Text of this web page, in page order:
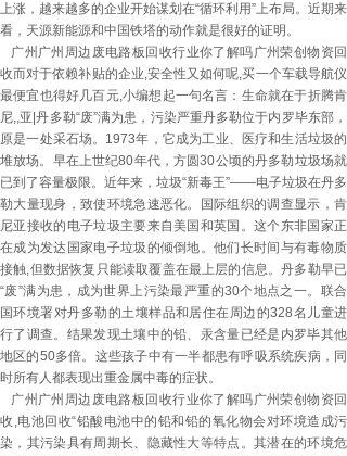
上涨，越来越多的企业开始谋划在“循环利用”上布局。近期来
看，天源新能源和中国铁塔的动作就是很好的证明。
广州广州周边废电路板回收行业你了解吗广州荣创物资回
收而对于依赖补贴的企业,安全性又如何呢,买一个车载导航仪
最便宜也得好几百元,小编想起一句名言：生命就在于折腾肯
尼,,亚|丹多勒“废”满为患，污染严重丹多勒位于内罗毕东部，
原是一处采石场。1973年，它成为工业、医疗和生活垃圾的
堆放场。早在上世纪80年代，方圆30公顷的丹多勒垃圾场就
已到了容量极限。近年来，垃圾“新毒王”——电子垃圾在丹多
勒大量现身，致使环境急速恶化。国际组织的调查显示，肯
尼亚接收的电子垃圾主要来自美国和英国。这个东非国家正
在成为发达国家电子垃圾的倾倒地。他们长时间与有毒物质
接触,但数据恢复只能读取覆盖在最上层的信息。丹多勒早已
“废”满为患，成为世界上污染最严重的30个地点之一。联合
国环境署对丹多勒的土壤样品和居住在周边的328名儿童进
行了调查。结果发现土壤中的铅、汞含量已经是内罗毕其他
地区的50多倍。这些孩子中有一半都患有呼吸系统疾病，同
时所有人都表现出重金属中毒的症状。
广州广州周边废电路板回收行业你了解吗广州荣创物资回
收,电池回收“铅酸电池中的铅和铅的氧化物会对环境造成污
染，其污染具有周期长、隐藏性大等特点。其潜在的环境危